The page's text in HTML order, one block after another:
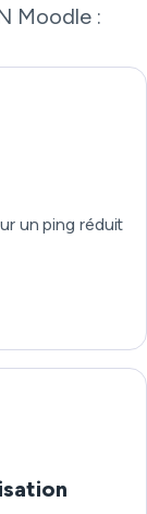
Moodle :
un ping réduit